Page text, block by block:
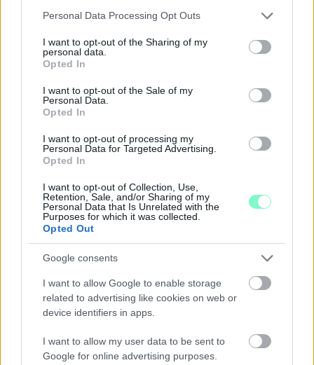
Please note that this website/app uses one or more Google
not limited to your visit or usage behaviour. You may click to
grant or deny consent to Google and its third-party tags to
use your data for below specified purposes in below Google
consent section.
Personal Data Processing Opt Outs
I want to opt-out of the Sharing of my
personal data.
Opted In
I want to opt-out of the Sale of my
Personal Data.
Opted In
I want to opt-out of processing my
Personal Data for Targeted Advertising.
Opted In
I want to opt-out of Collection, Use,
Retention, Sale, and/or Sharing of my
Personal Data that Is Unrelated with the
Purposes for which it was collected.
Opted Out
Google consents
I want to allow Google to enable storage
related to advertising like cookies on web or
device identifiers in apps.
I want to allow my user data to be sent to
Google for online advertising purposes.
A NAPOKBAN BEFEJEZŐDIK A GYŐRI
DÍSZKIVILÁGÍTÁS LEKAPCSOLÁSA
kezelésében lévő épületek egy részét is érinti az intézkedés.